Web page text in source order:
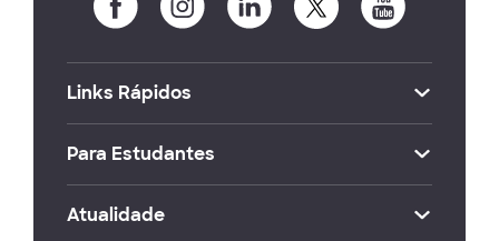
Links Rápidos
Para Estudantes
Atualidade